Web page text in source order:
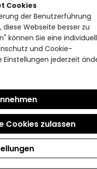
Cookies
der Benutzerführung
Webseite besser zu
können Sie eine
und Cookie-
Einstellungen jederzeit